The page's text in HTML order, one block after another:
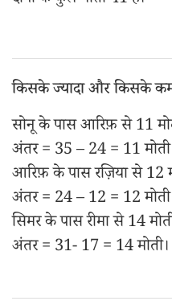
किसके ज्यादा और किसके
सोनू के पास आरिफ़ से 11
अंतर = 35 – 24 = 11
आरिफ़ के पास रज़िया से 12
अंतर = 24 – 12 = 12
सिमर के पास रीमा से 14
अंतर = 31- 17 = 14 मोती।